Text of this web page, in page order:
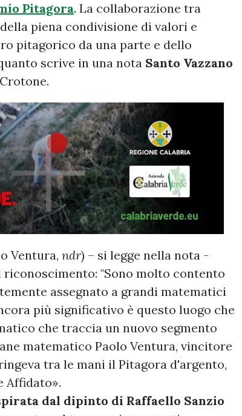
Pitagora. La collaborazione tra
piena condivisione di valori e
pitagorico da una parte e dello
scrive in una nota Santo Vazzano
Ventura, ndr) – si legge nella nota -
"Sono molto contento
assegnato a grandi matematici
più significativo è questo luogo che
che traccia un nuovo segmento
matematico Paolo Ventura, vincitore
tra le mani il Pitagora d'argento,
Affidato».
dal dipinto di Raffaello Sanzio